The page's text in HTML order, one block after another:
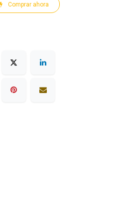
Comprar ahora